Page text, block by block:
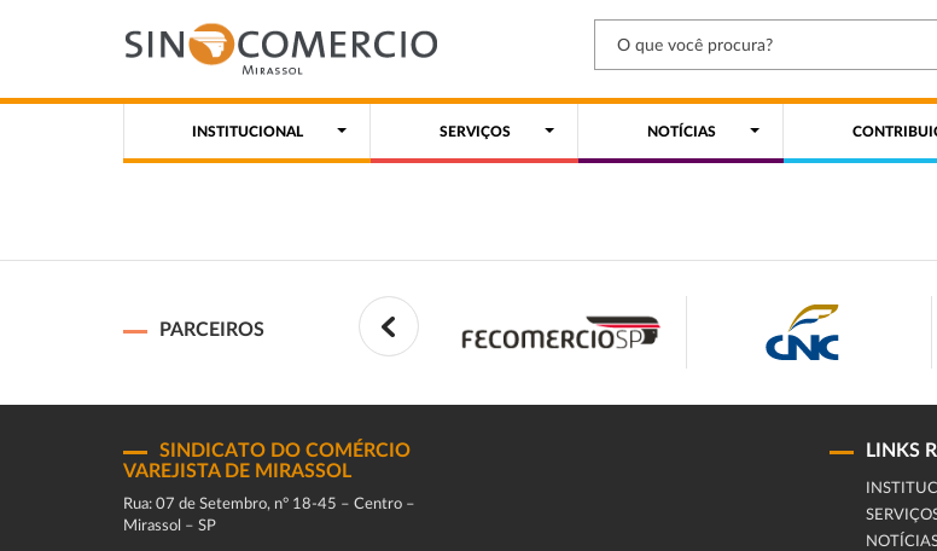
INSTITUCIONAL SERVIÇOS NOTÍCIAS
PARCEIROS
SINDICATO DO COMÉRCIO
VAREJISTA DE MIRASSOL
Rua: 07 de Setembro, n° 18-45 – Centro –
Mirassol – SP
LINKS